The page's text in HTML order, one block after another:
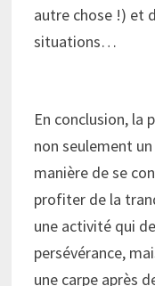
autre chose !) et
situations…
En conclusion, la
non seulement
manière de se
profiter de la
une activité qui
persévérance,
une carpe après